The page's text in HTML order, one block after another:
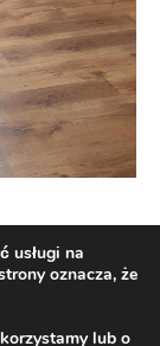
usługi na
oznacza, że
lub o